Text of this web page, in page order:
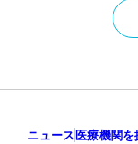
ニュース医療機関を